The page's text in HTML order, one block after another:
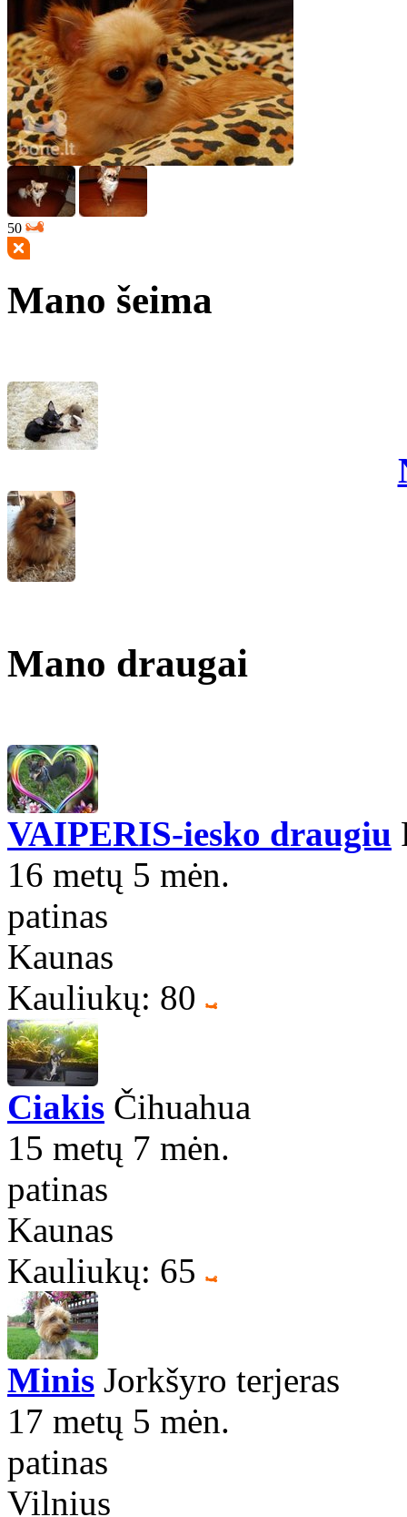
50
Mano šeima
Mano draugai
VAIPERIS-iesko draugiu
16 metų 5 mėn.
patinas
Kaunas
Kauliukų: 80
Ciakis Čihuahua
15 metų 7 mėn.
patinas
Kaunas
Kauliukų: 65
Minis Jorkšyro terjeras
17 metų 5 mėn.
patinas
Vilnius